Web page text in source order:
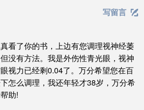
写留言 
看了你的书，上边有您调理视神经萎
没有方法。我是外伤性青光眼，视神
视力已经剩0.04了。万分希望您在百
怎么调理，我还年轻才38岁，万分希
助!